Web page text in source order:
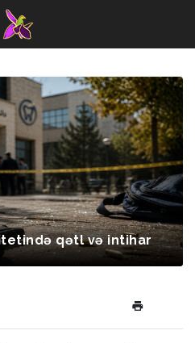
qətl və intihar